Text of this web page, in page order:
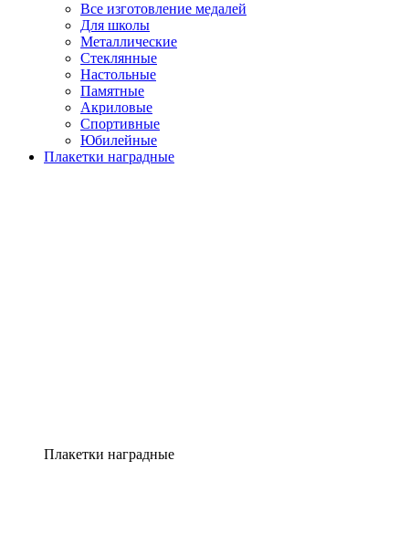
Все изготовление медалей
Для школы
Металлические
Стеклянные
Настольные
Памятные
Акриловые
Спортивные
Юбилейные
Плакетки наградные
Плакетки наградные